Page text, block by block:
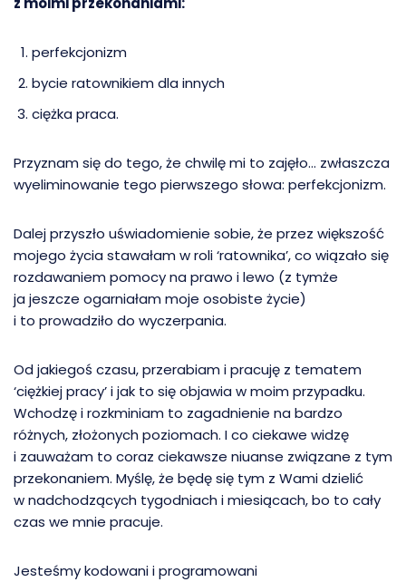
perfekcjonizm
bycie ratownikiem dla innych
ciężka praca.
Przyznam się do tego, że chwilę mi to zajęło… zwłaszcza
wyeliminowanie tego pierwszego słowa: perfekcjonizm.
Dalej przyszło uświadomienie sobie, że przez większość
mojego życia stawałam w roli ‘ratownika’, co wiązało się
rozdawaniem pomocy na prawo i lewo (z tymże
ja jeszcze ogarniałam moje osobiste życie)
i to prowadziło do wyczerpania.
Od jakiegoś czasu, przerabiam i pracuję z tematem
‘ciężkiej pracy’ i jak to się objawia w moim przypadku.
Wchodzę i rozkminiam to zagadnienie na bardzo
różnych, złożonych poziomach. I co ciekawe widzę
i zauważam to coraz ciekawsze niuanse związane z tym
przekonaniem. Myślę, że będę się tym z Wami dzielić
w nadchodzących tygodniach i miesiącach, bo to cały
czas we mnie pracuje.
Jesteśmy kodowani i programowani